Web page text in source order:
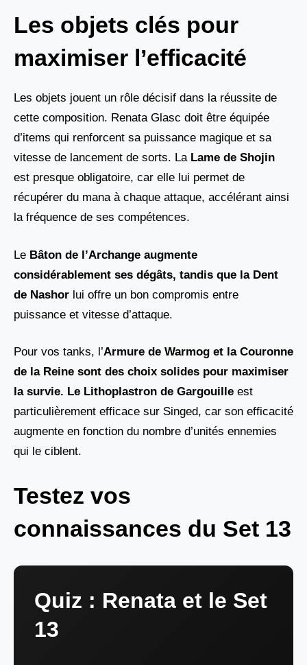
Les objets clés pour
maximiser l’efficacité
Les objets jouent un rôle décisif dans la réussite de
cette composition. Renata Glasc doit être équipée
d’items qui renforcent sa puissance magique et sa
vitesse de lancement de sorts. La Lame de Shojin
est presque obligatoire, car elle lui permet de
récupérer du mana à chaque attaque, accélérant ainsi
la fréquence de ses compétences.
Le Bâton de l’Archange augmente
considérablement ses dégâts, tandis que la Dent
de Nashor lui offre un bon compromis entre
puissance et vitesse d’attaque.
Pour vos tanks, l’Armure de Warmog et la Couronne
de la Reine sont des choix solides pour maximiser
la survie. Le Lithoplastron de Gargouille est
particulièrement efficace sur Singed, car son efficacité
augmente en fonction du nombre d’unités ennemies
qui le ciblent.
Testez vos
connaissances du Set 13
Quiz : Renata et le Set
13